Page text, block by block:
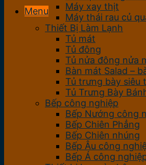
Menu
Máy xay thịt
Máy thái rau củ
Thiết Bị Làm Lạnh
Tủ mát
Tủ đông
Tủ nửa đông nửa
Bàn mát Salad –
Tủ trưng bày siêu
Tủ Trưng Bày
Bếp công nghiệp
Bếp Nướng công
Bếp Chiên Phẳng
Bếp Chiên nhúng
Bếp Âu công
Bếp Á công